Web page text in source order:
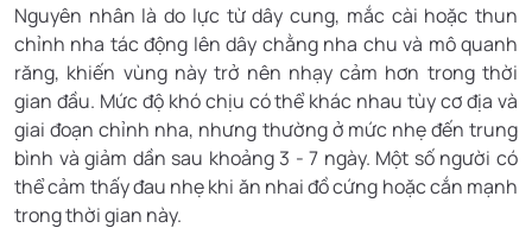
Nguyên nhân là do lực từ dây cung, mắc cài hoặc thun
chỉnh nha tác động lên dây chằng nha chu và mô quanh
răng, khiến vùng này trở nên nhạy cảm hơn trong thời
gian đầu. Mức độ khó chịu có thể khác nhau tùy cơ địa và
giai đoạn chỉnh nha, nhưng thường ở mức nhẹ đến trung
bình và giảm dần sau khoảng 3 - 7 ngày. Một số người có
thể cảm thấy đau nhẹ khi ăn nhai đồ cứng hoặc cắn mạnh
trong thời gian này.